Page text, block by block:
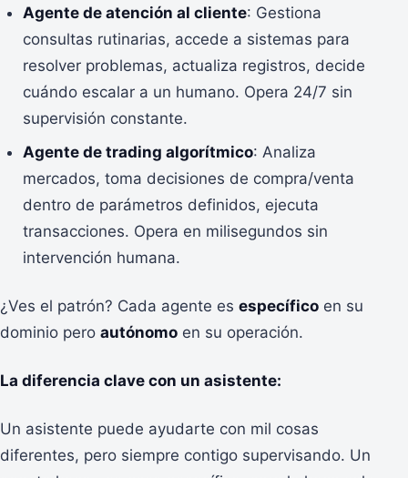
Agente de atención al cliente: Gestiona
consultas rutinarias, accede a sistemas para
resolver problemas, actualiza registros, decide
cuándo escalar a un humano. Opera 24/7 sin
supervisión constante.
Agente de trading algorítmico: Analiza
mercados, toma decisiones de compra/venta
dentro de parámetros definidos, ejecuta
transacciones. Opera en milisegundos sin
intervención humana.
¿Ves el patrón? Cada agente es específico en su
dominio pero autónomo en su operación.
La diferencia clave con un asistente:
Un asistente puede ayudarte con mil cosas
diferentes, pero siempre contigo supervisando. Un